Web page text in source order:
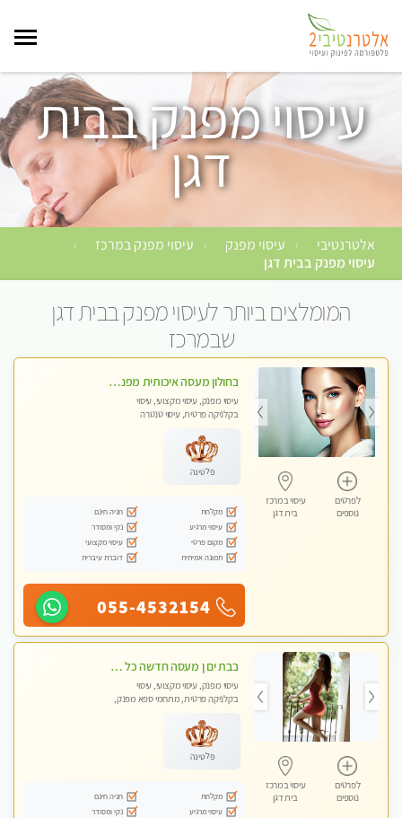
עיסוי מפנק בבית
דגן
אלטרנטיבי › עיסוי מפנק › עיסוי מפנק במרכז ›
עיסוי מפנק בבית דגן
המומלצים ביותר לעיסוי מפנק בבית דגן
שבמרכז
לפרטים
נוספים
עיסוי במרכז
בית דגן
בחולון מעסה איכותית מפנקת ומקצועית
עיסוי מפנק, עיסוי מקצועי, עיסוי
בקלניקה פרטית, עיסוי טנטרה
פלטינה
מקלחת
חניה חינם
עיסוי מרגיע
נקי ומסודר
מקום פרטי
עיסוי מקצועי
תמונה אמיתית
דוברת עיברית
055-4532154
לפרטים
נוספים
עיסוי במרכז
בית דגן
בבת ים ן מעסה חדשה כל סוגי העיסויים מעסה מקצועית ואיכותית פרטי!!!
עיסוי מפנק, עיסוי מקצועי, עיסוי
בקלניקה פרטית, מתחמי ספא מפנק,
פלטינה
מקלחת
חניה חינם
עיסוי מרגיע
נקי ומסודר